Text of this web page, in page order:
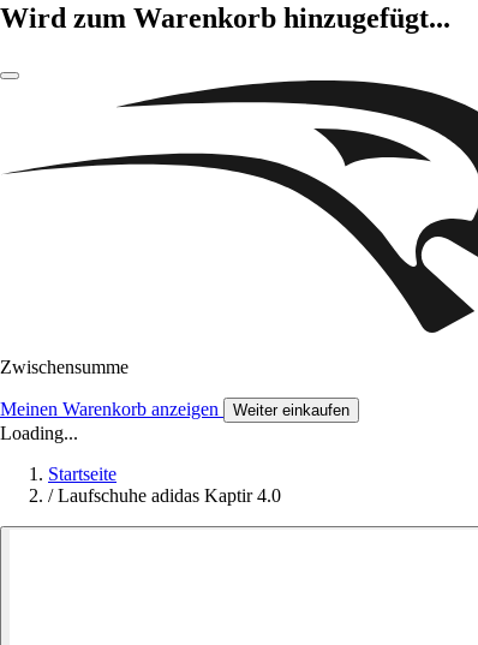
Wird zum Warenkorb hinzugefügt...
Zwischensumme
Meinen Warenkorb anzeigen Weiter einkaufen
Loading...
Startseite
/ Laufschuhe adidas Kaptir 4.0